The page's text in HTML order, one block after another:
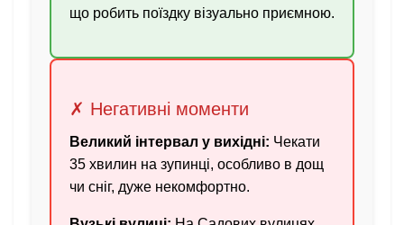
що робить поїздку візуально приємною.
✗ Негативні моменти
Великий інтервал у вихідні: Чекати
35 хвилин на зупинці, особливо в дощ
чи сніг, дуже некомфортно.